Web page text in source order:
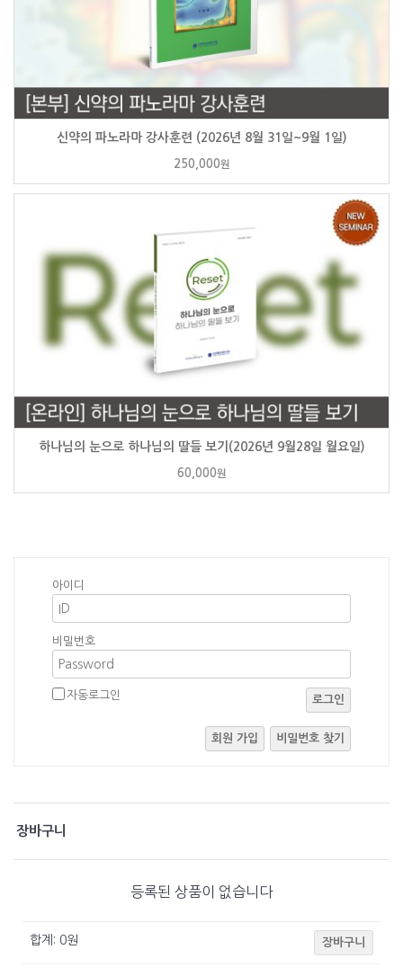
신약의 파노라마 강사훈련 (2026년 8월 31일~9월 1일)
250,000원
하나님의 눈으로 하나님의 딸들 보기(2026년 9월28일 월요일)
60,000원
아이디
비밀번호
자동로그인 로그인
회원 가입 비밀번호 찾기
장바구니
등록된 상품이 없습니다
합계: 0원 장바구니